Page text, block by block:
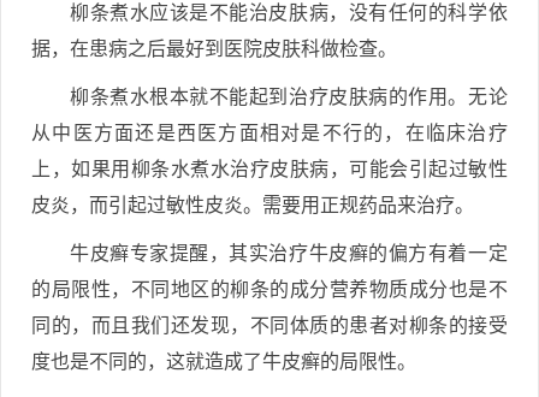
柳条煮水应该是不能治皮肤病，没有任何的科学依
据，在患病之后最好到医院皮肤科做检查。
柳条煮水根本就不能起到治疗皮肤病的作用。无论
从中医方面还是西医方面相对是不行的，在临床治疗
上，如果用柳条水煮水治疗皮肤病，可能会引起过敏性
皮炎，而引起过敏性皮炎。需要用正规药品来治疗。
牛皮癣专家提醒，其实治疗牛皮癣的偏方有着一定
的局限性，不同地区的柳条的成分营养物质成分也是不
同的，而且我们还发现，不同体质的患者对柳条的接受
度也是不同的，这就造成了牛皮癣的局限性。